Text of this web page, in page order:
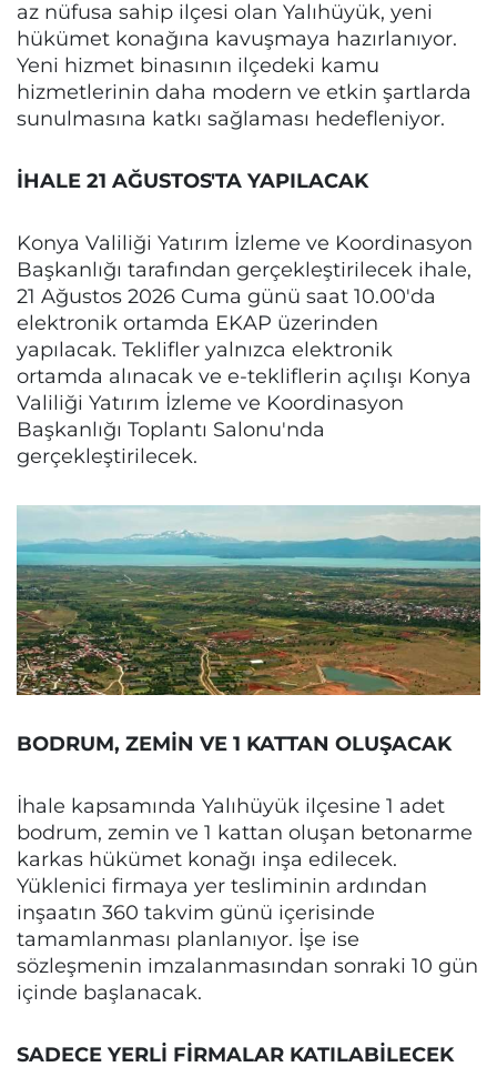
az nüfusa sahip ilçesi olan Yalıhüyük, yeni
hükümet konağına kavuşmaya hazırlanıyor.
Yeni hizmet binasının ilçedeki kamu
hizmetlerinin daha modern ve etkin şartlarda
sunulmasına katkı sağlaması hedefleniyor.
İHALE 21 AĞUSTOS'TA YAPILACAK
Konya Valiliği Yatırım İzleme ve Koordinasyon
Başkanlığı tarafından gerçekleştirilecek ihale,
21 Ağustos 2026 Cuma günü saat 10.00'da
elektronik ortamda EKAP üzerinden
yapılacak. Teklifler yalnızca elektronik
ortamda alınacak ve e-tekliflerin açılışı Konya
Valiliği Yatırım İzleme ve Koordinasyon
Başkanlığı Toplantı Salonu'nda
gerçekleştirilecek.
BODRUM, ZEMİN VE 1 KATTAN OLUŞACAK
İhale kapsamında Yalıhüyük ilçesine 1 adet
bodrum, zemin ve 1 kattan oluşan betonarme
karkas hükümet konağı inşa edilecek.
Yüklenici firmaya yer tesliminin ardından
inşaatın 360 takvim günü içerisinde
tamamlanması planlanıyor. İşe ise
sözleşmenin imzalanmasından sonraki 10 gün
içinde başlanacak.
SADECE YERLİ FİRMALAR KATILABİLECEK